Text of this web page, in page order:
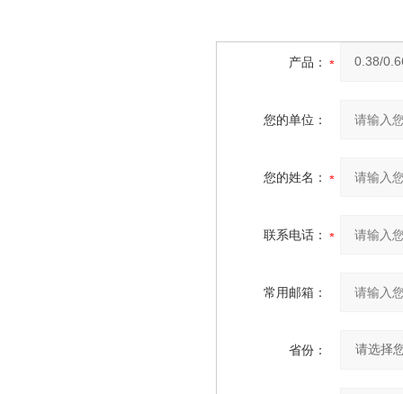
产品：
您的单位：
您的姓名：
联系电话：
常用邮箱：
省份：